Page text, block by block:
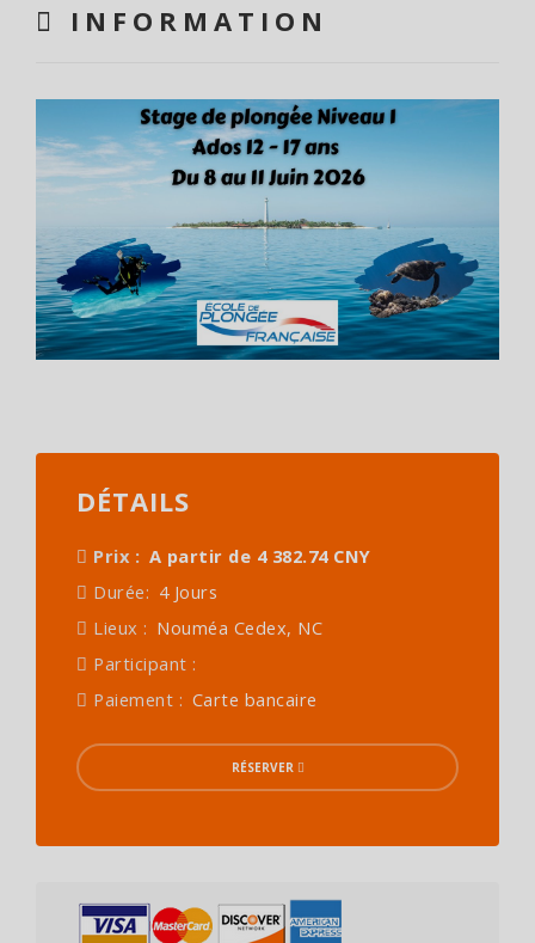
INFORMATION
DÉTAILS
Prix : A partir de 4 382.74 CNY
Durée: 4 Jours
Lieux : Nouméa Cedex, NC
Participant :
Paiement : Carte bancaire
RÉSERVER